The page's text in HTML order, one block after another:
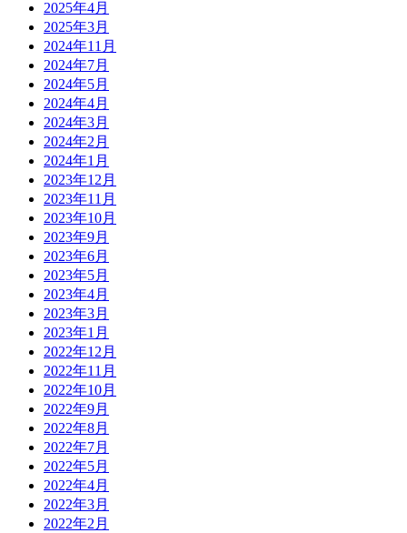
2025年4月
2025年3月
2024年11月
2024年7月
2024年5月
2024年4月
2024年3月
2024年2月
2024年1月
2023年12月
2023年11月
2023年10月
2023年9月
2023年6月
2023年5月
2023年4月
2023年3月
2023年1月
2022年12月
2022年11月
2022年10月
2022年9月
2022年8月
2022年7月
2022年5月
2022年4月
2022年3月
2022年2月